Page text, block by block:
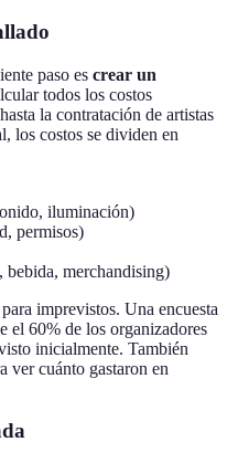
paso es crear un
todos los costos
la contratación de artistas
los costos se dividen en
iluminación)
permisos)
bebida, merchandising)
imprevistos. Una encuesta
el 60% de los organizadores
inicialmente. También
ver cuánto gastaron en